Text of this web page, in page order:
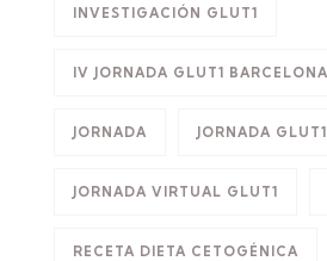
INVESTIGACIÓN GLUT1
IV JORNADA GLUT1
JORNADA JORNADA GLUT1
JORNADA VIRTUAL GLUT1
RECETA DIETA CETOGÉNICA